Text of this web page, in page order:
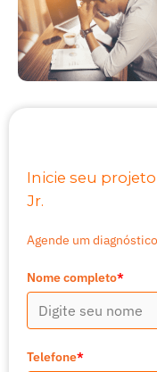
Inicie seu
Jr.
Agende um
Nome completo*
Telefone*